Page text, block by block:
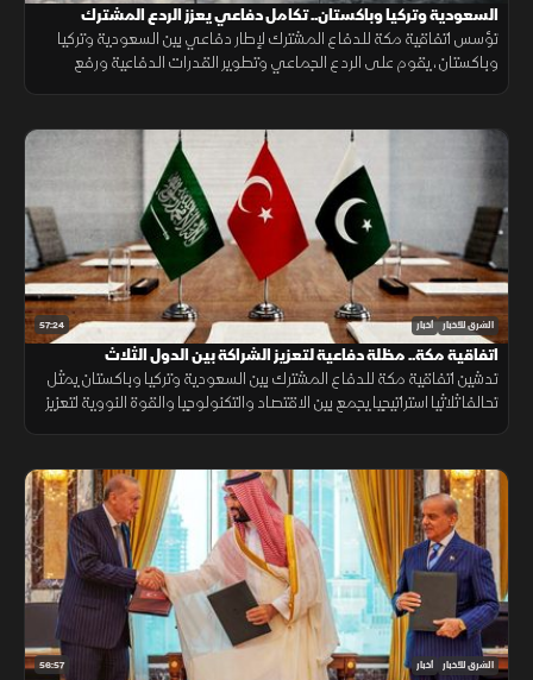
السعودية وتركيا وباكستان.. تكامل دفاعي يعزز الردع المشترك
تؤسس اتفاقية مكة للدفاع المشترك لإطار دفاعي بين السعودية وتركيا
وباكستان، يقوم على الردع الجماعي وتطوير القدرات الدفاعية ورفع
57:24 الشرق للأخبار أخبار
اتفاقية مكة.. مظلة دفاعية لتعزيز الشراكة بين الدول الثلاث
تدشين اتفاقية مكة للدفاع المشترك بين السعودية وتركيا وباكستان يمثل
تحالفا ثلاثيا استراتيجيا يجمع بين الاقتصاد والتكنولوجيا والقوة النووية لتعزيز
56:57 الشرق للأخبار أخبار